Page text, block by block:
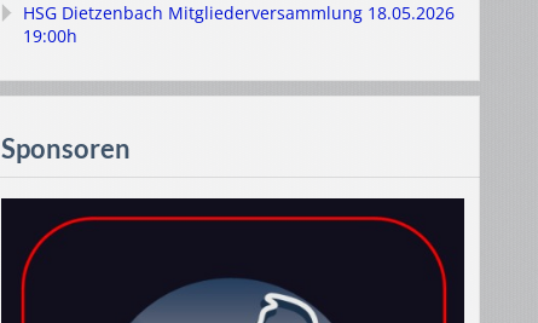
HSG Dietzenbach Mitgliederversammlung 18.05.2026
19:00h
Sponsoren